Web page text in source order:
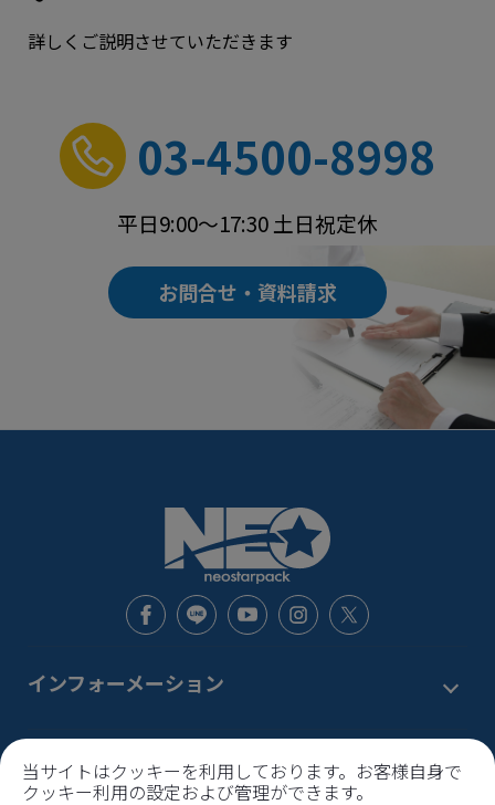
詳しくご説明させていただきます
03-4500-8998
平日9:00～17:30 土日祝定休
お問合せ・資料請求
インフォーメーション
新着情報
サービス
お問い合わせ窓口
当サイトはクッキーを利用しております。お客様自身で
クッキー利用の設定および管理ができます。